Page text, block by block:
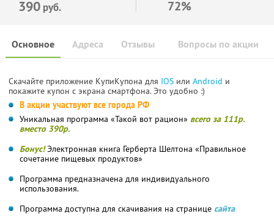
390 руб. 72%
Основное Отзывы Вопросы по акции
Адреса
Скачайте приложение КупиКупона для IOS или Android и
покажите купон с экрана смартфона. Это удобно :)
В акции участвуют все города РФ
Уникальная программа «Такой вот рацион» всего за 111р.
вместо 390р.
Бонус!Электронная книга Герберта Шелтона «Правильное
сочетание пищевых продуктов»
Программа предназначена для индивидуального
использования.
Программа доступна для скачивания на странице сайта